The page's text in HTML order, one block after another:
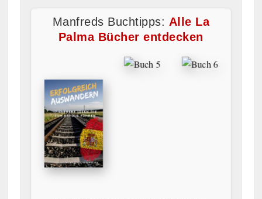
Manfreds Buchtipps: Alle La
Palma Bücher entdecken